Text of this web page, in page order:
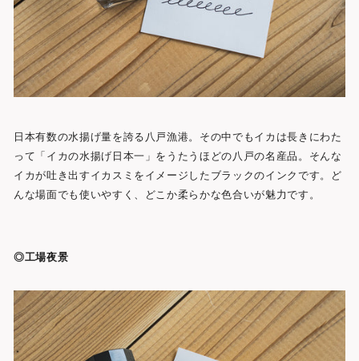
日本有数の水揚げ量を誇る八戸漁港。その中でもイカは長きにわた
って「イカの水揚げ日本一」をうたうほどの八戸の名産品。そんな
イカが吐き出すイカスミをイメージしたブラックのインクです。ど
んな場面でも使いやすく、どこか柔らかな色合いが魅力です。
◎工場夜景